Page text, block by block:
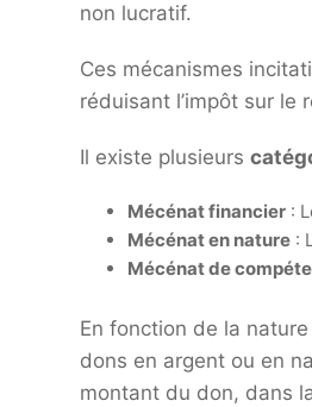
non lucratif.
Ces mécanismes
réduisant l’impôt sur le
Il existe plusieurs
Mécénat financier :
Mécénat en nature :
Mécénat de
En fonction de la
dons en argent ou en
montant du don, dans